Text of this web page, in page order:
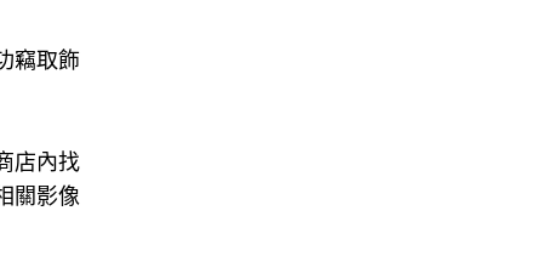
竊取飾
店內找
關影像